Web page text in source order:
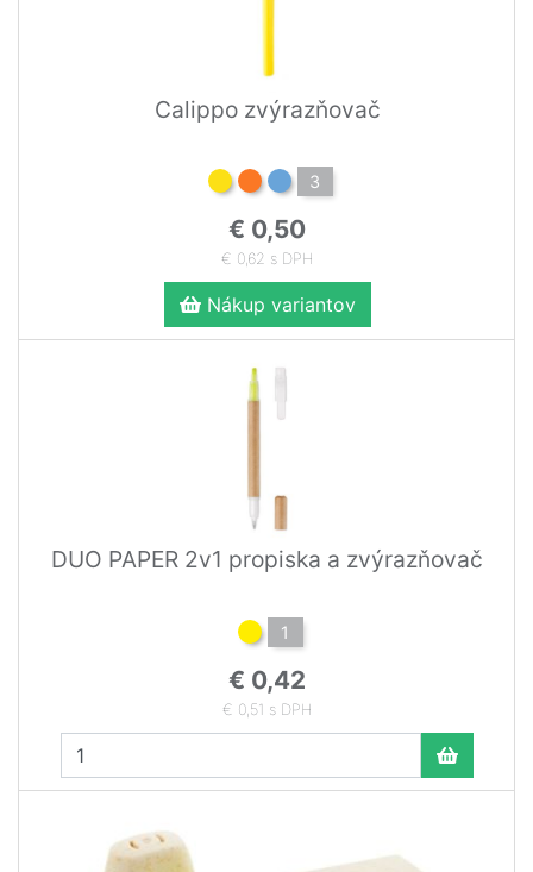
Calippo zvýrazňovač
3
€ 0,50
€ 0,62 s DPH
Nákup variantov
DUO PAPER 2v1 propiska a zvýrazňovač
1
€ 0,42
€ 0,51 s DPH